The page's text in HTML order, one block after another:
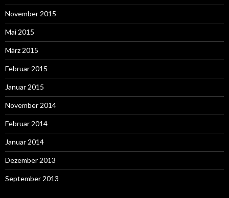
November 2015
Mai 2015
März 2015
Februar 2015
Januar 2015
November 2014
Februar 2014
Januar 2014
Dezember 2013
September 2013